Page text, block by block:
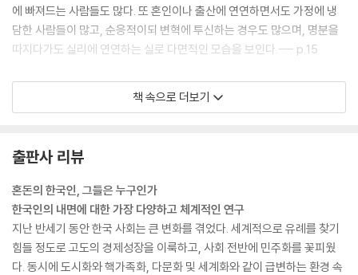
에 빠져드는 사람들도 많다. 또 혼인이나 출산에 연연하면서도 가정에 냉
담한 사람들이 많고, 순응적이되 변혁에 투신하는 경우도 많으며, 명분을
따지다가도 실리에 연연하는 실로 다면적인 모습을 보인다.--- p.15
한국인에게 “당신은 일중독자입니까?” 하고 물어보면 반수 이상이 서슴
없이 그렇다고 대답한다. 하루 여덟 시간을 게임하는 사람들에게 “당신 게
그들은 빙긋 웃으며 기꺼이 대답한다. “네, 전 일중독자인가 봐요.”(…)
우리에게 일이란 이렇듯 일상적 삶의 전반에 편재되어 ‘경계와 범주화로부
터의 정체성’을 획득하지 못했다. 우리는 현실에서 일과 삶의 균형을 말하
기 전에, 일과 삶의 구분부터 선결해야 한다. 그래야 일중독을 논할 수 있
는, 그리고 일과 삶의 균형을 말할 수 있는 전제 조건을 형성할 수 있다.---
p.57
책 속으로 더보기
출판사 리뷰
혼돈의 한국인, 그들은 누구인가
한국인의 내면에 대한 가장 다양하고 체계적인 연구
지난 반세기 동안 한국 사회는 큰 변화를 겪었다. 세계적으로 유례를 찾기
힘들 정도로 고도의 경제성장을 이룩하고, 사회 전반에 민주화를 꽃피웠
다. 동시에 도시화와 핵가족화, 다문화 및 세계화와 같이 급변하는 환경 속